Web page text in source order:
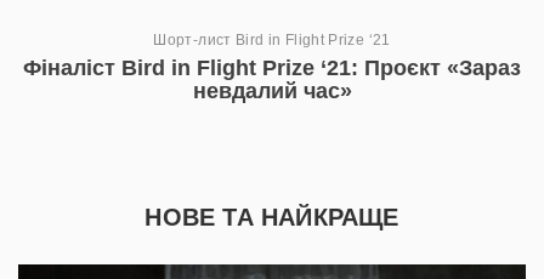
Шорт-лист Bird in Flight Prize ‘21
Фіналіст Bird in Flight Prize ‘21: Проєкт «Зараз
невдалий час»
НОВЕ ТА НАЙКРАЩЕ